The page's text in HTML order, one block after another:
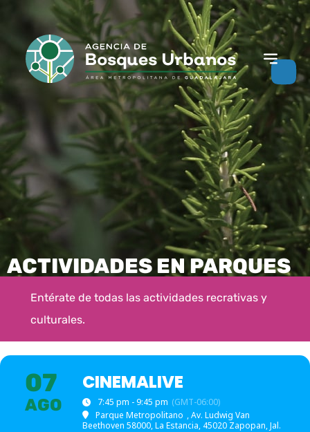
ACTIVIDADES EN PARQUES
Entérate de todas las actividades recrativas y
culturales.
07
AGO
CINEMALIVE
7:45 pm - 9:45 pm (GMT-06:00)
Parque Metropolitano , Av. Ludwig Van
Beethoven 58000, La Estancia, 45020 Zapopan, Jal.